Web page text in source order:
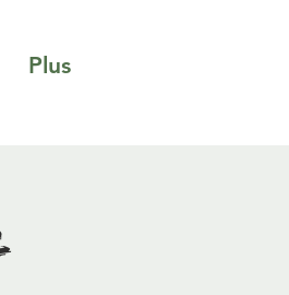
Plus